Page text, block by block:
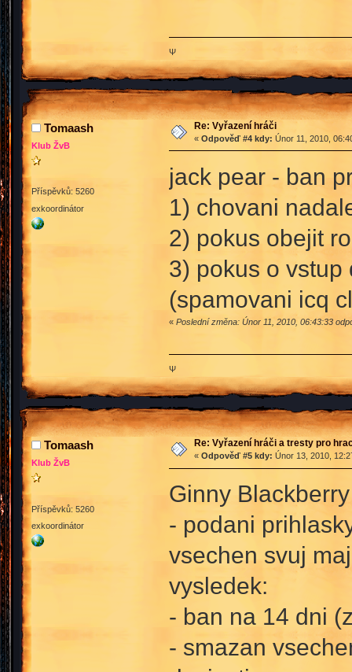
Ψ
Tomaash
Klub ŽvB
Příspěvků: 5260
exkoordinátor
Re: Vyřazení hráči
« Odpověď #4 kdy: Únor 11, 2010,
jack pear - ban
1) chovani
2) pokus obejit
3) pokus o vstup
(spamovani icq
« Poslední změna: Únor 11, 2010, 06:43:33
Ψ
Tomaash
Klub ŽvB
Příspěvků: 5260
exkoordinátor
Re: Vyřazení hráči a tresty pro
« Odpověď #5 kdy: Únor 13, 2010,
Ginny Blackberry
- podani
vsechen svuj
vysledek:
- ban na 14 dni
- smazan